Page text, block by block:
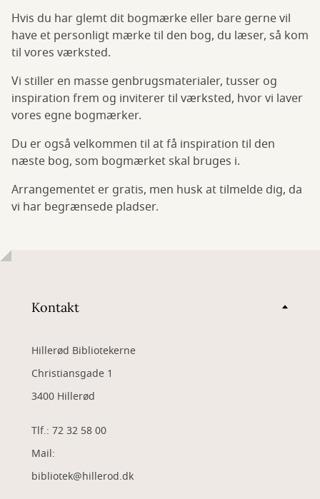
Hvis du har glemt dit bogmærke eller bare gerne vil
have et personligt mærke til den bog, du læser, så kom
til vores værksted.
Vi stiller en masse genbrugsmaterialer, tusser og
inspiration frem og inviterer til værksted, hvor vi laver
vores egne bogmærker.
Du er også velkommen til at få inspiration til den
næste bog, som bogmærket skal bruges i.
Arrangementet er gratis, men husk at tilmelde dig, da
vi har begrænsede pladser.
Kontakt
Hillerød Bibliotekerne
Christiansgade 1
3400 Hillerød
Tlf.: 72 32 58 00
Mail:
bibliotek@hillerod.dk